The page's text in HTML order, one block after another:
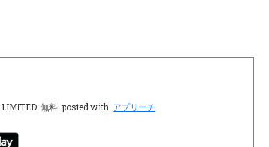
無料 posted with アプリーチ